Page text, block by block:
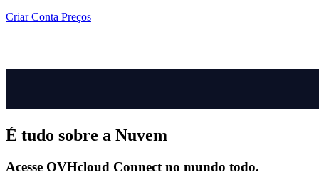
Criar Conta Preços
É tudo sobre a Nuvem
Acesse OVHcloud Connect no mundo todo.